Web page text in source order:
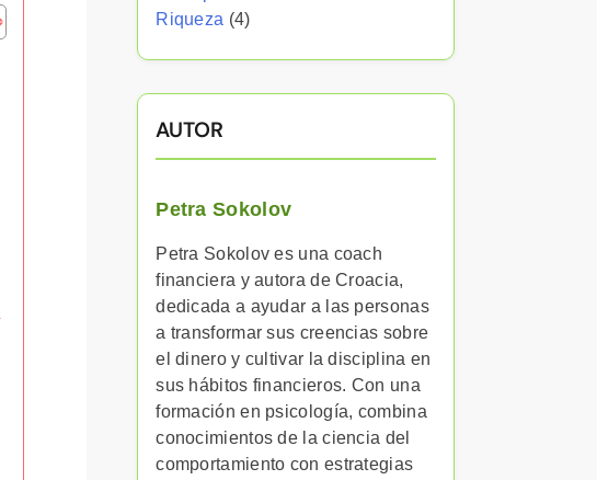
Riqueza (4)
AUTOR
Petra Sokolov
Petra Sokolov es una coach
financiera y autora de Croacia,
dedicada a ayudar a las personas
a transformar sus creencias sobre
el dinero y cultivar la disciplina en
sus hábitos financieros. Con una
formación en psicología, combina
conocimientos de la ciencia del
comportamiento con estrategias